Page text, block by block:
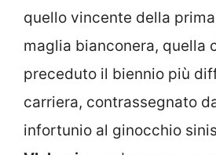
quello vincente della
maglia bianconera, quella
preceduto il biennio più
carriera, contrassegnato
infortunio al ginocchio